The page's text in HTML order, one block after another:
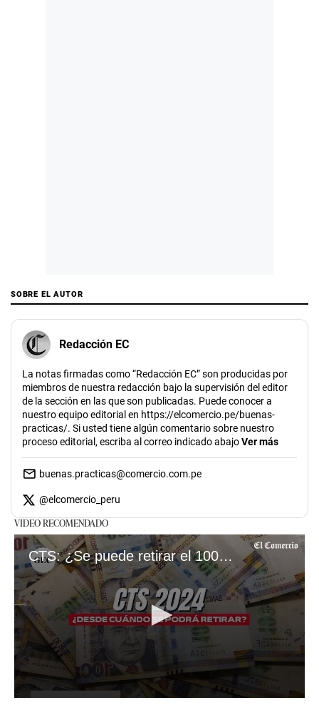
SOBRE EL AUTOR
Redacción EC
La notas firmadas como “Redacción EC” son producidas por
miembros de nuestra redacción bajo la supervisión del editor
de la sección en las que son publicadas. Puede conocer a
nuestro equipo editorial en https://elcomercio.pe/buenas-
practicas/. Si usted tiene algún comentario sobre nuestro
proceso editorial, escriba al correo indicado abajoVer más
buenas.practicas@comercio.com.pe
@elcomercio_peru
VIDEO RECOMENDADO
CTS: ¿Se puede retirar el 100% del fondo este 2024?